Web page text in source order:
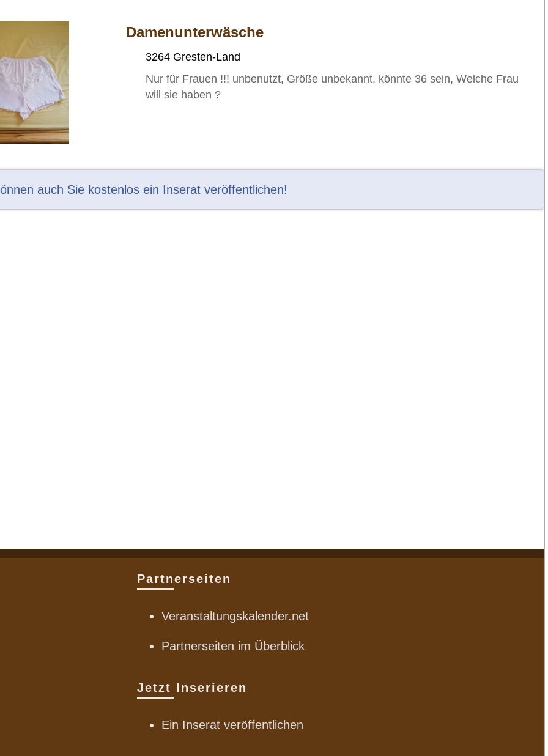
Damenunterwäsche
3264 Gresten-Land
Nur für Frauen !!! unbenutzt, Größe unbekannt, könnte 36 sein, Welche Frau
will sie haben ?
auch Sie kostenlos ein Inserat veröffentlichen!
Partnerseiten
Veranstaltungskalender.net
Partnerseiten im Überblick
Jetzt Inserieren
Ein Inserat veröffentlichen